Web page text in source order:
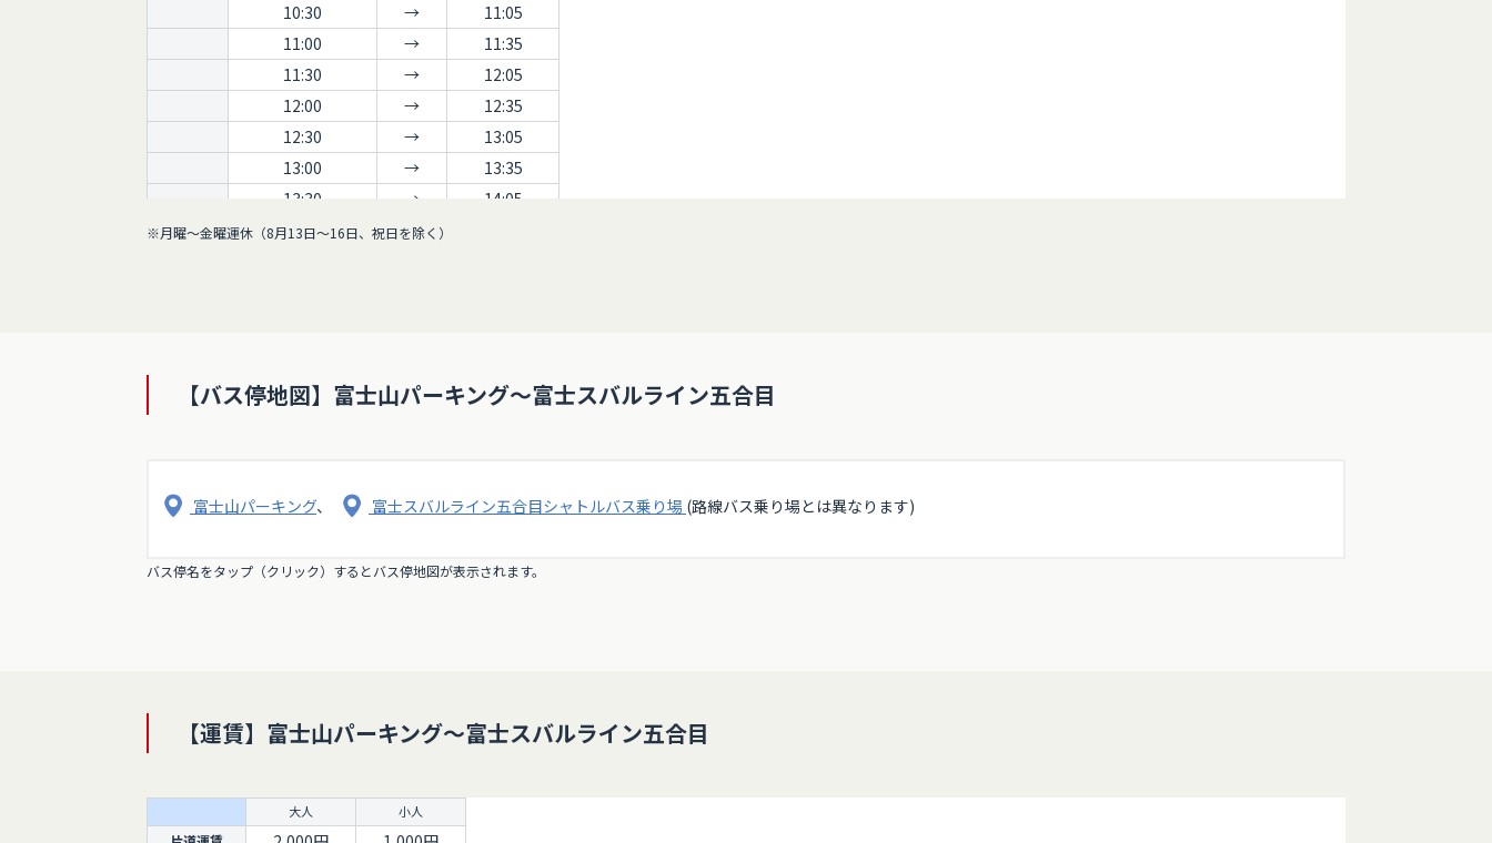
10:30
→
11:05
11:00
→
11:35
11:30
→
12:05
12:00
→
12:35
12:30
→
13:05
13:00
→
13:35
13:30
→
14:05
14:00
→
16:30
→
17:05
18:30
→ 19:05
※月曜～金曜運休（8月13日～16日、祝日を除く）
【バス停地図】富士山パーキング～富士スバルライン五合目
富士山パーキング、 富士スバルライン五合目シャトルバス乗り場 (路線バス乗り場とは異なります)
バス停名をタップ（クリック）するとバス停地図が表示されます。
【運賃】富士山パーキング～富士スバルライン五合目
大人 小人